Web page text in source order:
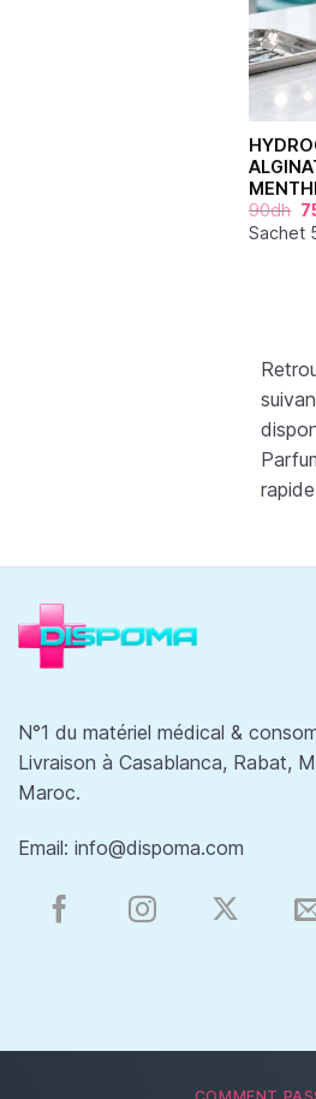
90dh
Sachet
N°1 du matériel médical &
Livraison à Casablanca, Rabat,
Maroc.
Email: info@dispoma.com